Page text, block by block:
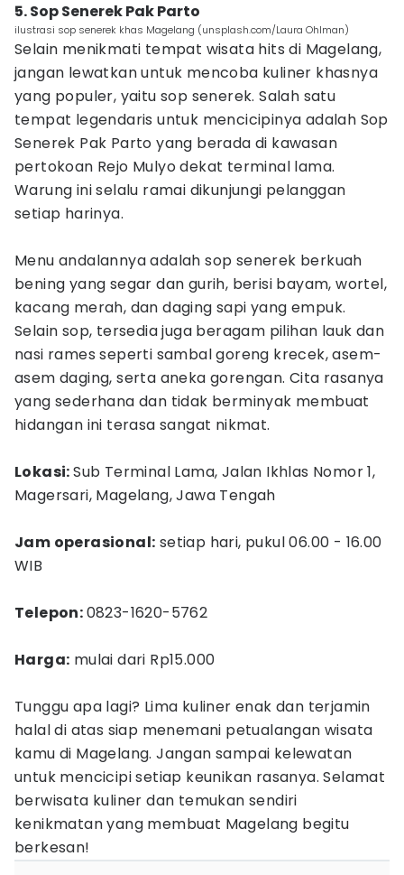
5. Sop Senerek Pak Parto
ilustrasi sop senerek khas Magelang (unsplash.com/Laura Ohlman)
Selain menikmati tempat wisata hits di Magelang,
jangan lewatkan untuk mencoba kuliner khasnya
yang populer, yaitu sop senerek. Salah satu
tempat legendaris untuk mencicipinya adalah Sop
Senerek Pak Parto yang berada di kawasan
pertokoan Rejo Mulyo dekat terminal lama.
Warung ini selalu ramai dikunjungi pelanggan
setiap harinya.
Menu andalannya adalah sop senerek berkuah
bening yang segar dan gurih, berisi bayam, wortel,
kacang merah, dan daging sapi yang empuk.
Selain sop, tersedia juga beragam pilihan lauk dan
nasi rames seperti sambal goreng krecek, asem-
asem daging, serta aneka gorengan. Cita rasanya
yang sederhana dan tidak berminyak membuat
hidangan ini terasa sangat nikmat.
Lokasi:Sub Terminal Lama, Jalan Ikhlas Nomor 1,
Magersari, Magelang, Jawa Tengah
Jam operasional: setiap hari, pukul 06.00 - 16.00
WIB
Telepon:0823-1620-5762
Harga: mulai dari Rp15.000
Tunggu apa lagi? Lima kuliner enak dan terjamin
halal di atas siap menemani petualangan wisata
kamu di Magelang. Jangan sampai kelewatan
untuk mencicipi setiap keunikan rasanya. Selamat
berwisata kuliner dan temukan sendiri
kenikmatan yang membuat Magelang begitu
berkesan!